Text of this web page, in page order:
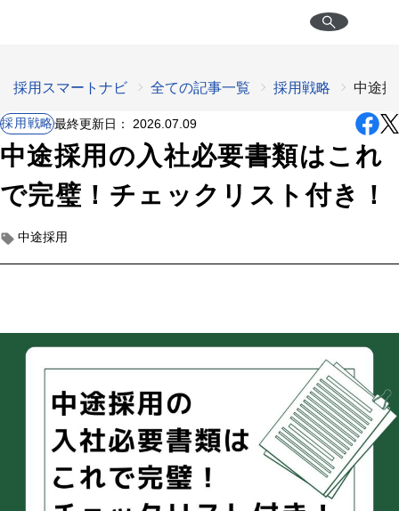
採用スマートナビ 全ての記事一覧 採用戦略 中途
採用戦略最終更新日： 2026.07.09
中途採用の入社必要書類はこれ
で完璧！チェックリスト付き！
中途採用